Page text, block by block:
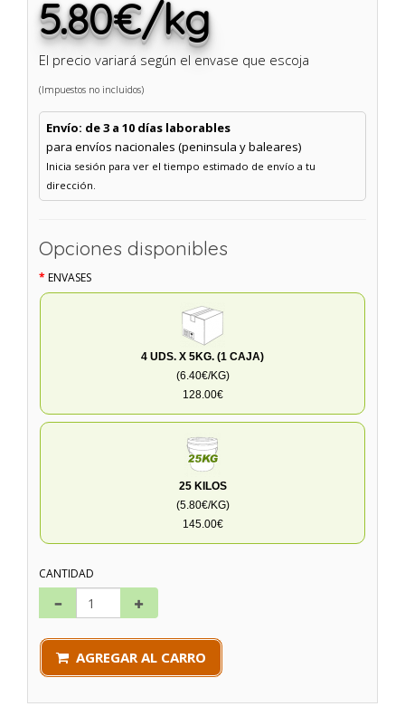
5.80€/kg
El precio variará según el envase que escoja
(Impuestos no incluidos)
Envío: de 3 a 10 días laborables
para envíos nacionales (peninsula y baleares)
Inicia sesión para ver el tiempo estimado de envío a tu
dirección.
Opciones disponibles
ENVASES
4 UDS. X 5KG. (1 CAJA)
(6.40€/KG)
128.00€
25 KILOS
(5.80€/KG)
145.00€
CANTIDAD
AGREGAR AL CARRO